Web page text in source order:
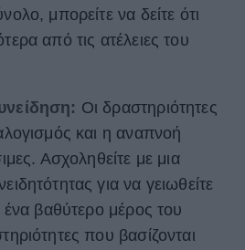
μπορείτε να δείτε ότι
από τις ατέλειες του
Οι δραστηριότητες
και η αναπνοή
Ασχοληθείτε με μια
για να γειωθείτε
ένα βαθύτερο μέρος του
που βασίζονται